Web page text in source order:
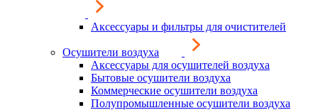
Аксессуары и фильтры для очистителей
Осушители воздуха
Аксессуары для осушителей воздуха
Бытовые осушители воздуха
Коммерческие осушители воздуха
Полупромышленные осушители воздуха